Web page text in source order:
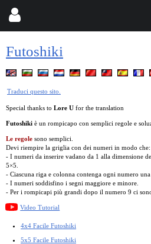
Futoshiki
Traduci questo sito.
Special thanks to Lore U for the translation
Futoshiki è un rompicapo con semplici regole e
Le regole sono semplici.
Devi riempire la griglia con dei numeri in modo che:
- I numeri da inserire vadano da 1 alla dimensione
5×5.
- Ciascuna riga e colonna contenga ogni numero una
- I numeri soddisfino i segni maggiore e minore.
- Per i rompicapi più grandi dopo il numero 9 ci
Video Tutorial
4x4 Facile Futoshiki
5x5 Facile Futoshiki